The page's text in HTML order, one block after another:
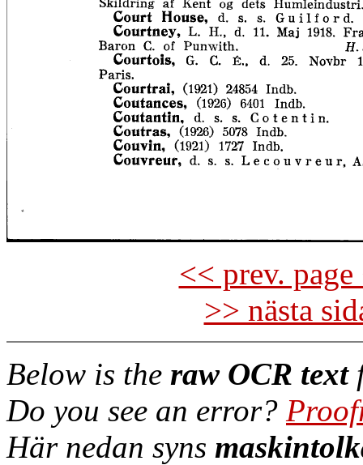
<< prev.
>> nästa
Below is the raw OCR text
Do you see an error?
Här nedan syns